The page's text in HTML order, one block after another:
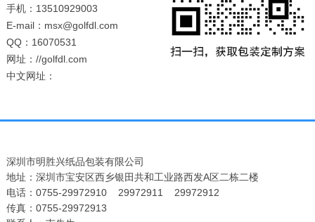
手机：13510929003
E-mail：msx@golfdl.com
QQ：16070531
网址：//golfdl.com
中文网址：
深圳市明胜兴纸品包装有限公司
地址：深圳市宝安区西乡银田共和工业路西发A区二栋二楼
电话：0755-29972910 29972911 29972912
传真：0755-29972913